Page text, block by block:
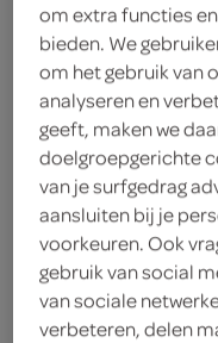
Huiswijn
2.
79
250 Milliliter
om extra functies
bieden. We
om het gebruik van
analyseren en
geeft, maken we
doelgroepgerichte
van je surfgedrag
aansluiten bij je
voorkeuren. Ook
gebruik van social
van sociale
verbeteren, delen